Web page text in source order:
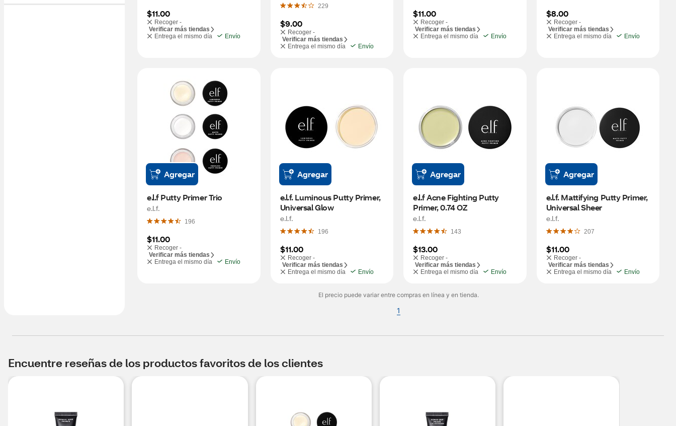
$11.00
Recoger -
Verificar más tiendas
Entrega el mismo día
Envío
229
$9.00
Recoger -
Verificar más tiendas
Entrega el mismo día
Envío
$11.00
Recoger -
Verificar más tiendas
Entrega el mismo día
Envío
$8.00
Recoger -
Verificar más tiendas
Entrega el mismo día
Envío
Agregar
e.l.f Putty Primer Trio
e.l.f.
196
$11.00
Recoger -
Verificar más tiendas
Entrega el mismo día
Envío
Agregar
e.l.f. Luminous Putty Primer,
Universal Glow
e.l.f.
196
$11.00
Recoger -
Verificar más tiendas
Entrega el mismo día
Envío
Agregar
e.l.f Acne Fighting Putty
Primer, 0.74 OZ
e.l.f.
143
$13.00
Recoger -
Verificar más tiendas
Entrega el mismo día
Envío
Agregar
e.l.f. Mattifying Putty Primer,
Universal Sheer
e.l.f.
207
$11.00
Recoger -
Verificar más tiendas
Entrega el mismo día
Envío
El precio puede variar entre compras en línea y en tienda.
1
Encuentre reseñas de los productos favoritos de los clientes